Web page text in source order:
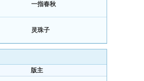
一指春秋
灵珠子
版主